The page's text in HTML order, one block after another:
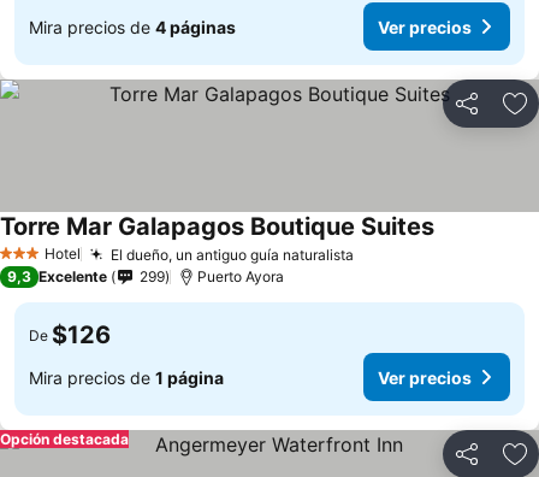
Mira precios de 4 páginas Ver precios
Compartir
3 Estrellas
Hotel El dueño, un antiguo guía naturalista
Torre Mar Galapagos Boutique SuitesVer precios
9,3 Excelente 299 Puerto Ayora
De $126
Mira precios de 1 página Ver precios
Compartir
Opción destacada